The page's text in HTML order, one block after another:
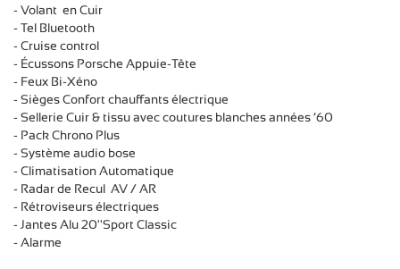
- Volant en Cuir
- Tel Bluetooth
- Cruise control
- Écussons Porsche Appuie-Tête
- Feux Bi-Xéno
- Sièges Confort chauffants électrique
- Sellerie Cuir & tissu avec coutures blanches années ‘60
- Pack Chrono Plus
- Système audio bose
- Climatisation Automatique
- Radar de Recul AV / AR
- Rétroviseurs électriques
- Jantes Alu 20''Sport Classic
- Alarme